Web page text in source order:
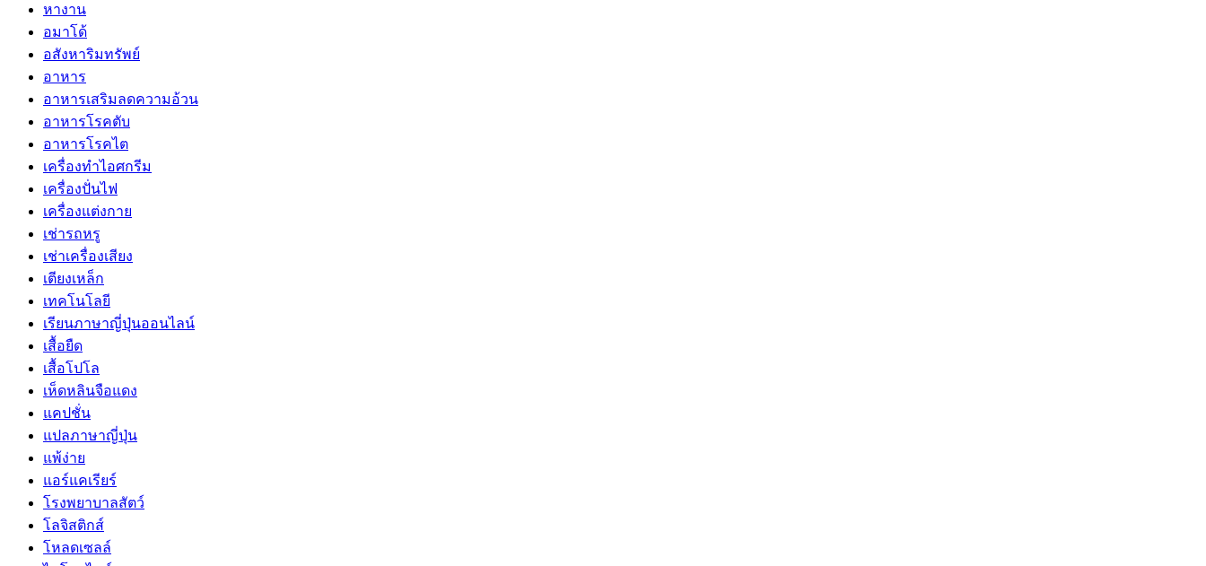
หางาน
อมาโด้
อสังหาริมทรัพย์
อาหาร
อาหารเสริมลดความอ้วน
อาหารโรคตับ
อาหารโรคไต
เครื่องทำไอศกรีม
เครื่องปั่นไฟ
เครื่องแต่งกาย
เช่ารถหรู
เช่าเครื่องเสียง
เตียงเหล็ก
เทคโนโลยี
เรียนภาษาญี่ปุ่นออนไลน์
เสื้อยืด
เสื้อโปโล
เห็ดหลินจือแดง
แคปชั่น
แปลภาษาญี่ปุ่น
แพ้ง่าย
แอร์แคเรียร์
โรงพยาบาลสัตว์
โลจิสติกส์
โหลดเซลล์